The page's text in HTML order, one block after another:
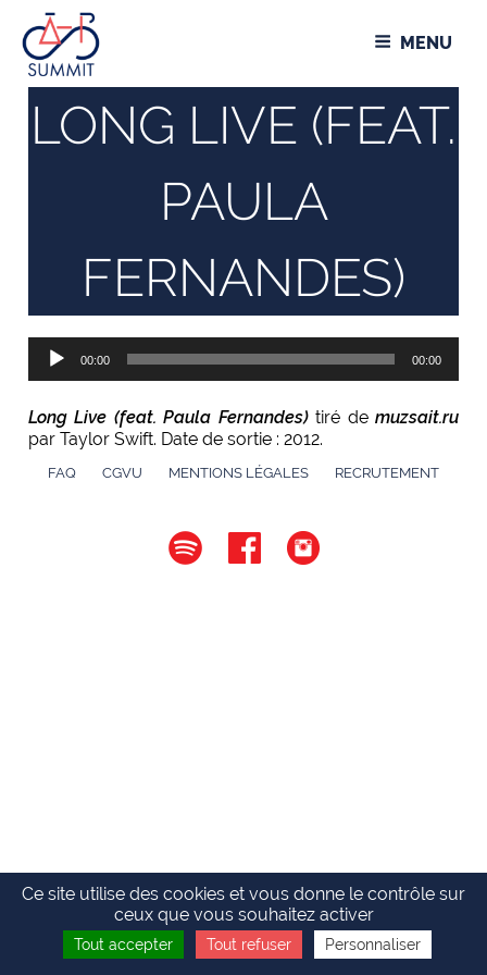
contenu
principal
MENU
LONG LIVE (FEAT.
PAULA
FERNANDES)
Lecteur
audio
00:00 00:00
Long Live (feat. Paula Fernandes)tiré demuzsait.ru
par Taylor Swift. Date de sortie : 2012.
FAQ CGVU MENTIONS LÉGALES RECRUTEMENT
Panneau de gestion des cookies
Ce site utilise des cookies et vous donne le contrôle sur
ceux que vous souhaitez activer
Tout accepter Tout refuser Personnaliser